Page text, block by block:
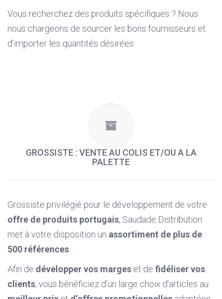
Vous recherchez des produits spécifiques ? Nous
nous chargeons de sourcer les bons fournisseurs et
d’importer les quantités désirées.
GROSSISTE : VENTE AU COLIS ET/OU A LA
PALETTE
Grossiste privilégié pour le développement de votre
offre de produits portugais, Saudade Distribution
met à votre disposition un assortiment de plus de
500 références
Afin de développer vos marges et de fidéliser vos
clients, vous bénéficiez d’un large choix d’articles au